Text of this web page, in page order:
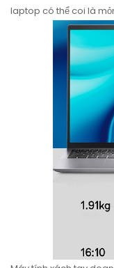
laptop có thể coi là